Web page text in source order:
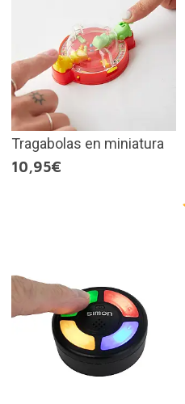
Tragabolas en miniatura
10,95€